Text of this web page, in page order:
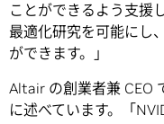
ことができるよう支援
最適化研究を可能にし
ができます。」
Altair の創業者兼 CEO
に述べています。「